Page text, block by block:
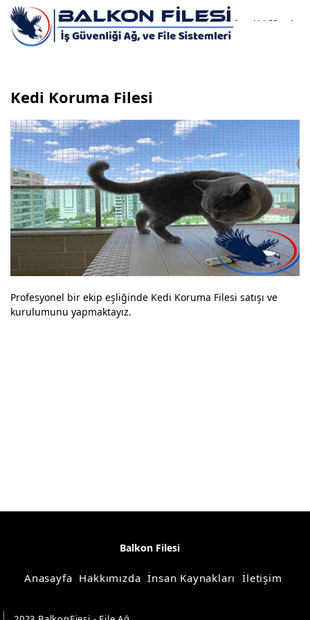
Kedi Koruma Filesi
Profesyonel bir ekip eşliğinde Kedi Koruma Filesi satışı ve
kurulumunu yapmaktayız.
743 65
Balkon Filesi
Anasayfa Hakkımızda İnsan Kaynakları İletişim